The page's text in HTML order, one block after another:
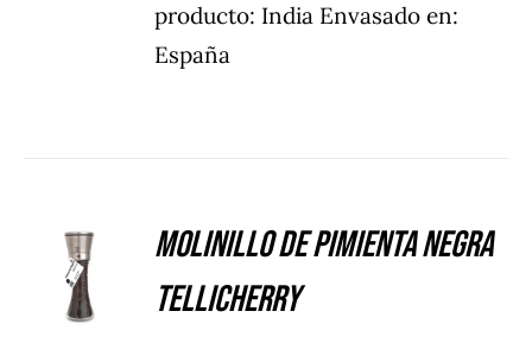
producto: India Envasado en:
España
DETALLES
Molinillo de Pimienta Negra
Tellicherry